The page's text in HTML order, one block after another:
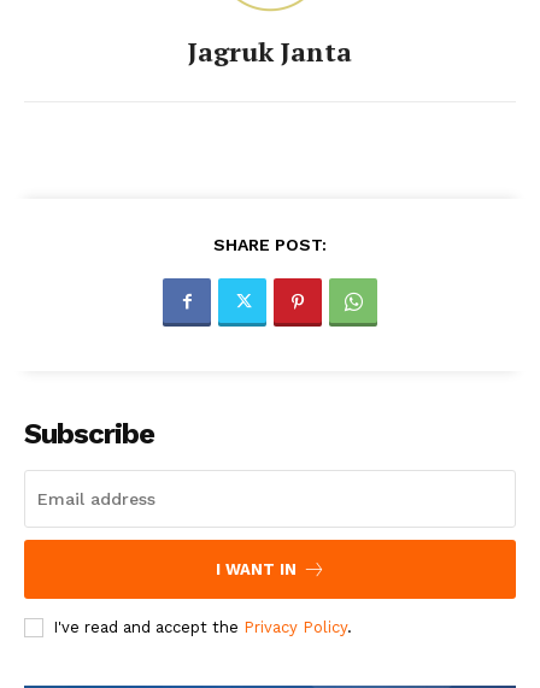
Jagruk Janta
SHARE POST:
Subscribe
I WANT IN
I've read and accept the Privacy Policy.